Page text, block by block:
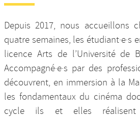
Depuis 2017, nous accueillons
quatre semaines, les étudiant·e·s
licence Arts de l’Université de
Accompagné·e·s par des
découvrent, en immersion à la
les fondamentaux du cinéma
cycle ils et elles réalisent